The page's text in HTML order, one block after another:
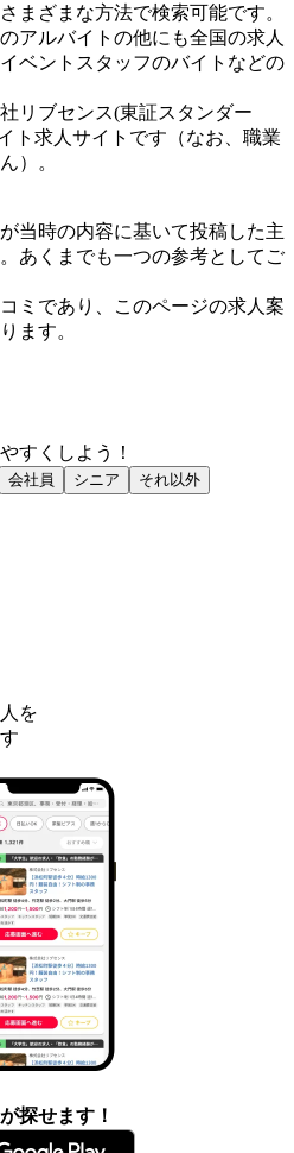
まざまな方法で検索可能です。
アルバイトの他にも全国の求人
ベントスタッフのバイトなどの
リブセンス(東証スタンダー
ト求人サイトです（なお、職業
）。
当時の内容に基いて投稿した主
あくまでも一つの参考としてご
ミであり、このページの求人案
ます。
すくしよう！
会社員 シニア
それ以外
を
探せます！